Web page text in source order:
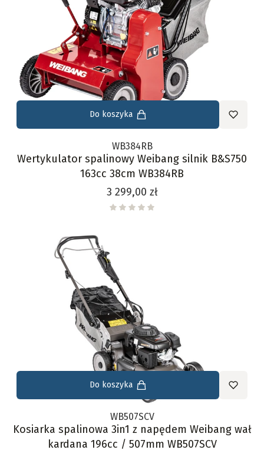
Do koszyka
WB384RB
Wertykulator spalinowy Weibang silnik B&S750
163cc 38cm WB384RB
Cena
3 299,00 zł
Do koszyka
WB507SCV
Kosiarka spalinowa 3in1 z napędem Weibang wał
kardana 196cc / 507mm WB507SCV